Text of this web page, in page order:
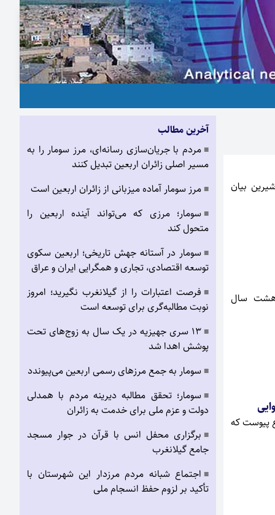
بیان
هشت‌ سال
رژیم بعث عراق در گیلانغرب در19 مرداد سال 62 به وقوع پیوست که
آخرین مطالب
■ مردم با جریان‌سازی رسانه‌ای، مرز سومار را به
مسیر اصلی زائران اربعین تبدیل کنند
■ مرز سومار آماده میزبانی از زائران اربعین است
■ سومار؛ مرزی که می‌تواند آینده اربعین را
متحول کند
■ سومار در آستانه جهش تاریخی؛ اربعین سکوی
توسعه اقتصادی، تجاری و همگرایی ایران و عراق
■ فرصت اعتبارات را از گیلانغرب نگیرید؛ امروز
نوبت مطالبه‌گری برای توسعه است
■
۱۳ سری جهیزیه در یک سال به زوج‌های تحت
پوشش اهدا شد
■ سومار به جمع مرزهای رسمی اربعین می‌پیوندد
■ سومار؛ تحقق مطالبه دیرینه مردم با همدلی
دولت و عزم ملی برای خدمت به زائران
■ برگزاری محفل انس با قرآن در جوار مسجد
جامع گیلانغرب
■ اجتماع شبانه مردم مرزدار این شهرستان با
تأکید بر لزوم حفظ انسجام ملی